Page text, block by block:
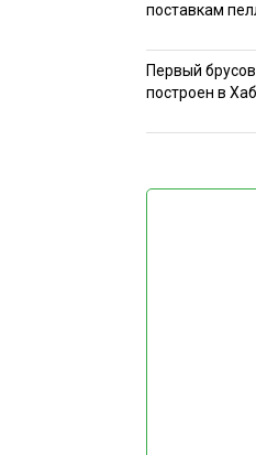
поставкам
Первый
построен в